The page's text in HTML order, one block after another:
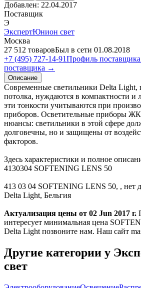
Добавлен: 22.04.2017
Поставщик
Э
ЭкспертЮнион свет
Москва
27 512 товаровБыл в сети 01.08.2018
+7 (495) 727-14-91Профиль
поставщика →
Описание
Современные светильники Delta Light,
потолка, нуждаются в компактности и
эти тонкости учитываются при
приборов. Осветительные приборы
нюансы: светильники в этой сфере
долговечны, но и защищены от
факторов.
Здесь характеристики и полное
4130304 SOFTENING LENS 50
413 03 04 SOFTENING LENS 50, , нет
Delta Light, Бельгия
Актуализация цены от 02 Jun 2017 г.
интересует минимальная цена
Delta Light позвоните нам. Наш сайт
Другие категории у
свет